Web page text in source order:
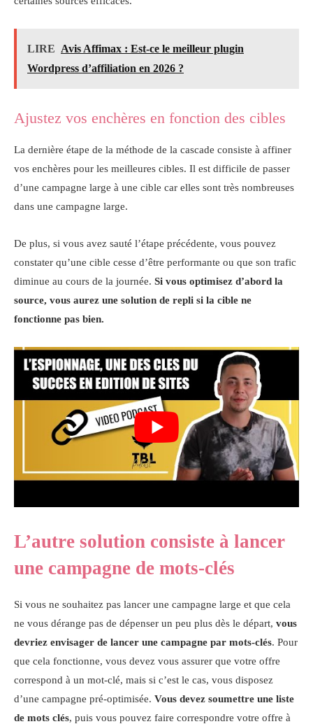
LIRE Avis Affimax : Est-ce le meilleur plugin
Wordpress d’affiliation en 2026 ?
Ajustez vos enchères en fonction des cibles
La dernière étape de la méthode de la cascade consiste à affiner
vos enchères pour les meilleures cibles. Il est difficile de passer
d’une campagne large à une cible car elles sont très nombreuses
dans une campagne large.
De plus, si vous avez sauté l’étape précédente, vous pouvez
constater qu’une cible cesse d’être performante ou que son trafic
diminue au cours de la journée. Si vous optimisez d’abord la
source, vous aurez une solution de repli si la cible ne
fonctionne pas bien.
L’autre solution consiste à lancer
une campagne de mots-clés
Si vous ne souhaitez pas lancer une campagne large et que cela
ne vous dérange pas de dépenser un peu plus dès le départ, vous
devriez envisager de lancer une campagne par mots-clés. Pour
que cela fonctionne, vous devez vous assurer que votre offre
correspond à un mot-clé, mais si c’est le cas, vous disposez
d’une campagne pré-optimisée. Vous devez soumettre une liste
de mots clés, puis vous pouvez faire correspondre votre offre à